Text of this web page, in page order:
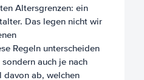
Altersgrenzen: ein
Das legen nicht wir
Regeln unterscheiden
auch je nach
davon ab, welchen